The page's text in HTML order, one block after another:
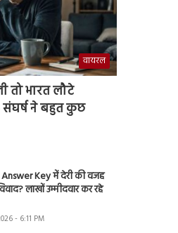
वायरल
तो भारत लौटे
संघर्ष ने बहुत कुछ
Answer Key में देरी की वजह
लाखों उम्मीदवार कर रहे
- 6:11 PM